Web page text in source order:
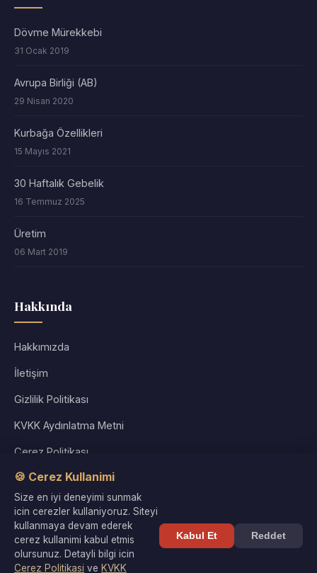
Dövme Mürekkebi
31 Ocak 2019
Avrupa Birliği (AB)
29 Nisan 2020
Kurbağa Özellikleri
15 Mayıs 2021
30 Haftalık Gebelik
16 Temmuz 2025
Üretim
06 Mart 2019
Hakkında
Hakkımızda
İletişim
Gizlilik Politikası
KVKK Aydınlatma Metni
Çerez Politikası
Kullanım Koşulları
Site Haritası
🍪 Cerez Kullanimi
Size en iyi deneyimi sunmak
icin cerezler kullaniyoruz. Siteyi
kullanmaya devam ederek
cerez kullanimi kabul etmis
olursunuz. Detayli bilgi icin
Cerez Politikasi ve KVKK
Kabul Et Reddet